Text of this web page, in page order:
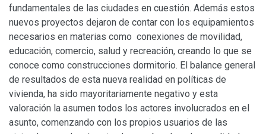
fundamentales de las ciudades en cuestión. Además estos
nuevos proyectos dejaron de contar con los equipamientos
necesarios en materias como conexiones de movilidad,
educación, comercio, salud y recreación, creando lo que se
conoce como construcciones dormitorio. El balance general
de resultados de esta nueva realidad en políticas de
vivienda, ha sido mayoritariamente negativo y esta
valoración la asumen todos los actores involucrados en el
asunto, comenzando con los propios usuarios de las